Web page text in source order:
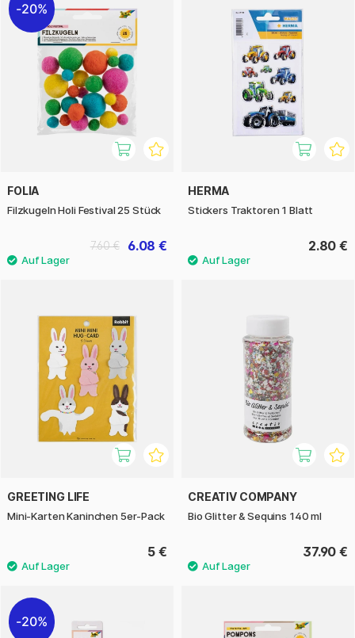
20%
FOLIA
Filzkugeln Holi Festival 25 Stück
6.08 €
7.60 €
HERMA
Stickers Traktoren 1 Blatt
2.80 €
GREETING LIFE
Mini-Karten Kaninchen 5er-Pack
5 €
CREATIV COMPANY
Bio Glitter & Sequins 140 ml
37.90 €
20%